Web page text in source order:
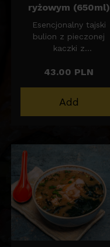
ryżowym (650ml)
Esencjonalny tajski
bulion z pieczonej
kaczki z
grzybami enoki oraz
43.00 PLN
Add